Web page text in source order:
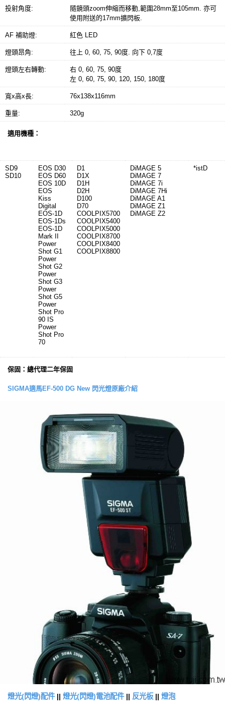
投射角度:
隨鏡頭zoom伸縮而移動,範圍28mm至105mm. 亦可
使用附送的17mm擴閃板.
AF 補助燈: 紅色 LED
燈頭昂角: 往上 0, 60, 75, 90度. 向下 0,7度
燈頭左右轉動:
右 0, 60, 75, 90度
左 0, 60, 75, 90, 120, 150, 180度
寬x高x長: 76x138x116mm
重量: 320g
適用機種：
SD9
SD10
EOS D30
EOS D60
EOS 10D
EOS
Kiss
Digital
EOS-1D
EOS-1Ds
EOS-1D
Mark II
Power
Shot G1
Power
Shot G2
Power
Shot G3
Power
Shot G5
Power
Shot Pro
90 IS
Power
Shot Pro
70
D1
D1X
D1H
D2H
D100
D70
COOLPIX5700
COOLPIX5400
COOLPIX5000
COOLPIX8700
COOLPIX8400
COOLPIX8800
DiMAGE 5
DiMAGE 7
DiMAGE 7i
DiMAGE 7Hi
DiMAGE A1
DiMAGE Z1
DiMAGE Z2
*istD
保固：總代理二年保固
SIGMA適馬EF-500 DG New 閃光燈原廠介紹
燈光(閃燈)配件|| 燈光(閃燈)電池配件|| 反光板 || 燈泡